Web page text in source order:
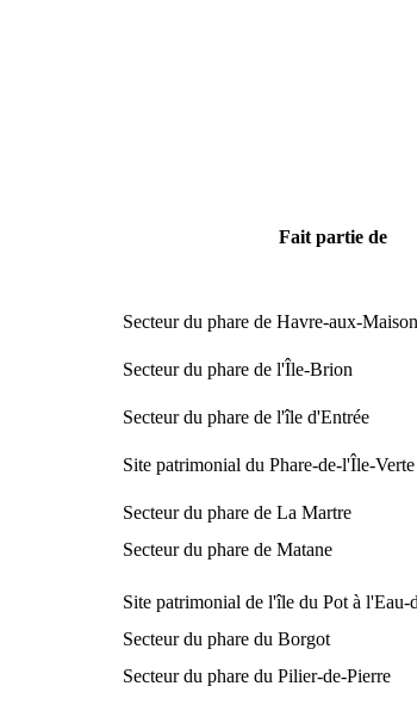
Fait partie de
Secteur du phare de Havre-aux-
Secteur du phare de l'Île-Brion
Secteur du phare de l'île d'Entrée
Site patrimonial du Phare-de-l'Île-Verte
Secteur du phare de La Martre
Secteur du phare de Matane
Site patrimonial de l'île du Pot à l'Eau-
Secteur du phare du Borgot
Secteur du phare du Pilier-de-Pierre